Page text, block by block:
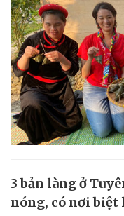
3 bản làng ở
nóng, có nơi biệt